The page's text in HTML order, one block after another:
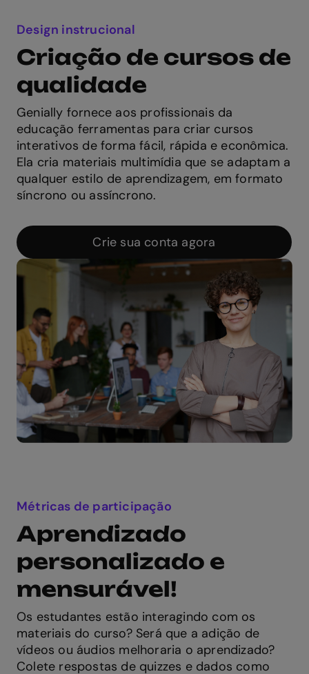
Design instrucional
Criação de cursos de
qualidade
Genially fornece aos profissionais da
educação ferramentas para criar cursos
interativos de forma fácil, rápida e econômica.
Ela cria materiais multimídia que se adaptam a
qualquer estilo de aprendizagem, em formato
síncrono ou assíncrono.
Crie sua conta agora
Métricas de participação
Aprendizado
personalizado e
mensurável!
Os estudantes estão interagindo com os
materiais do curso? Será que a adição de
vídeos ou áudios melhoraria o aprendizado?
Colete respostas de quizzes e dados como